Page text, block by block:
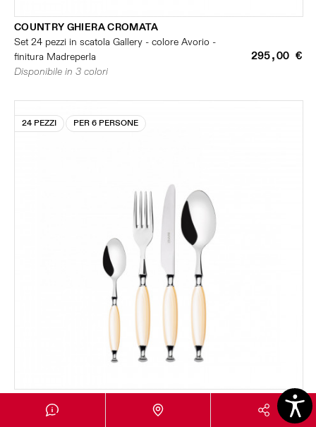
COUNTRY GHIERA CROMATA
Set 24 pezzi in scatola Gallery - colore Avorio -
finitura Madreperla
295,00 €
Disponibile in 3 colori
24 PEZZI PER 6 PERSONE
Set 24 pezzi in scatola Gallery - colore Avorio -